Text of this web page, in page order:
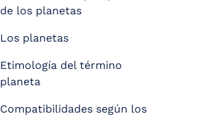
de los planetas
Los planetas
Etimología del término
planeta
Compatibilidades según los